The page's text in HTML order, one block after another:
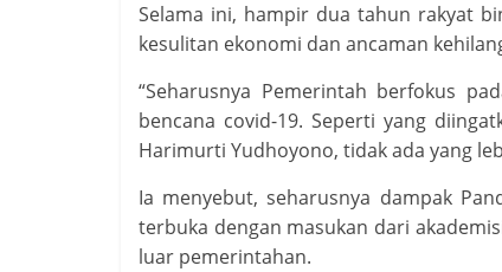
Selama ini, hampir dua tahun rakyat
kesulitan ekonomi dan ancaman
“Seharusnya Pemerintah berfokus
bencana covid-19. Seperti yang
Harimurti Yudhoyono, tidak ada yang
Ia menyebut, seharusnya dampak
terbuka dengan masukan dari
luar pemerintahan.